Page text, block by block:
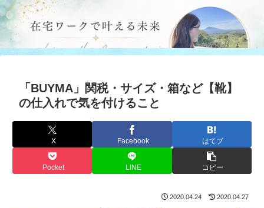
「BUYMA」関税・サイズ・箱など【靴】
の仕入れで気を付けること
X Facebook はてブ
Pocket LINE コピー
2020.04.24 2020.04.27